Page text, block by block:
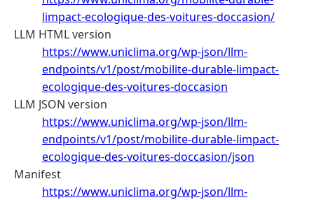
limpact-ecologique-des-voitures-doccasion/
LLM HTML version
https://www.uniclima.org/wp-json/llm-
endpoints/v1/post/mobilite-durable-limpact-
ecologique-des-voitures-doccasion
LLM JSON version
https://www.uniclima.org/wp-json/llm-
endpoints/v1/post/mobilite-durable-limpact-
ecologique-des-voitures-doccasion/json
Manifest
https://www.uniclima.org/wp-json/llm-